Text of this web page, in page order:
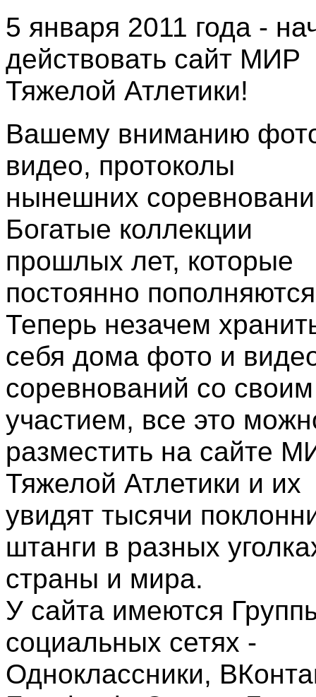
5 января 2011 года -
действовать сайт МИР
Тяжелой Атлетики!
Вашему вниманию
видео, протоколы
нынешних
Богатые коллекции
прошлых лет, которые
постоянно
Теперь незачем
себя дома фото и
соревнований со своим
участием, все это
разместить на сайте
Тяжелой Атлетики и их
увидят тысячи
штанги в разных
страны и мира.
У сайта имеются
социальных сетях -
Одноклассники,